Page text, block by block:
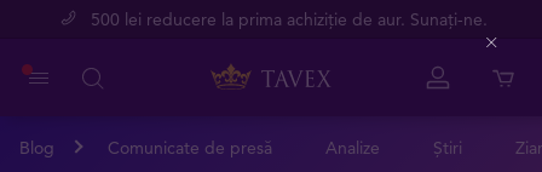
500 lei reducere la prima achiziție de aur. Sunați-ne.
Blog Comunicate de presă Analize Știri
Close